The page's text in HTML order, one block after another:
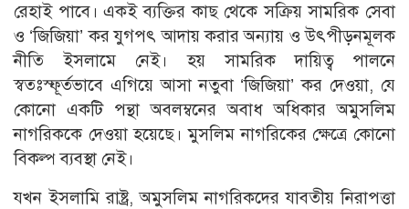
রেহাই পাবে। একই ব্যক্তির কাছ থেকে সক্রিয় সামরিক সেবা
ও ‘জিজিয়া’ কর যুগপৎ আদায় করার অন্যায় ও উৎপীড়নমূলক
নীতি ইসলামে নেই। হয় সামরিক দায়িত্ব পালনে
স্বতঃস্ফূর্তভাবে এগিয়ে আসা নতুবা ‘জিজিয়া’ কর দেওয়া, যে
কোনাে একটি পন্থা অবলম্বনের অবাধ অধিকার অমুসলিম
নাগরিককে দেওয়া হয়েছে। মুসলিম নাগরিকের ক্ষেত্রে কোনাে
বিকল্প ব্যবস্থা নেই।
যখন ইসলামি রাষ্ট্র, অমুসলিম নাগরিকদের যাবতীয় নিরাপত্তা